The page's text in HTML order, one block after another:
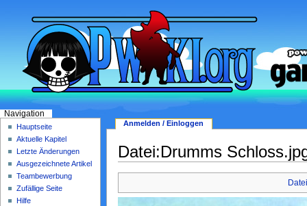
Datei:Drumms
Anmelden / Einloggen
Navigation
Hauptseite
Aktuelle Kapitel
Letzte Änderungen
Ausgezeichnete Artikel
Teambewerbung
Zufällige Seite
Hilfe